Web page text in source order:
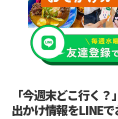
「今週末どこ行く
出かけ情報をLINE